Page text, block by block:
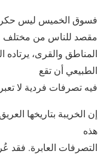
فسوق الخميس ليس حكراً
مقصد للناس من مختلف
المناطق والقرى، يرتاده
الطبيعي أن تقع
فيه تصرفات فردية لا
إن الخريبة بتاريخها
هذه
التصرفات العابرة. فقد